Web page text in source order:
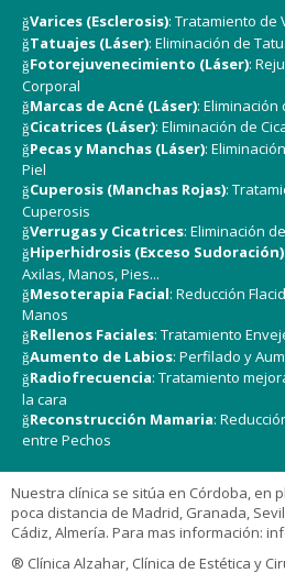
Varices (Esclerosis): Tratamiento de
Tatuajes (Láser): Eliminación de
Fotorejuvenecimiento (Láser):
Corporal
Marcas de Acné (Láser):
Cicatrices (Láser): Eliminación de
Pecas y Manchas (Láser):
Piel
Cuperosis (Manchas Rojas):
Cuperosis
Verrugas y Cicatrices: Eliminación
Hiperhidrosis (Exceso Sudoración)
Axilas, Manos, Pies...
Mesoterapia Facial: Reducción
Manos
Rellenos Faciales: Tratamiento
Aumento de Labios: Perfilado y
Radiofrecuencia: Tratamiento
la cara
Reconstrucción Mamaria:
entre Pechos
Nuestra clínica se sitúa en Córdoba, en
poca distancia de Madrid, Granada,
Cádiz, Almería. Para mas información:
® Clínica Alzahar, Clínica de Estética y